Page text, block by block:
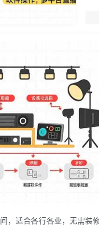
，适合各行各业，无需装